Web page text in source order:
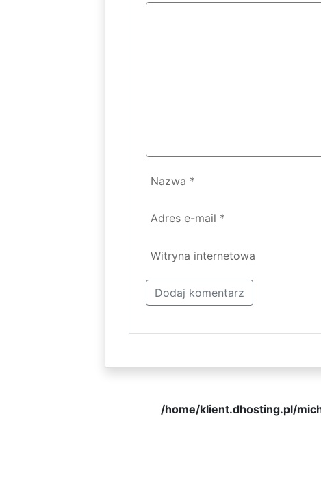
Nazwa *
Adres e-mail *
Witryna internetowa
/home/klient.dhosting.pl/